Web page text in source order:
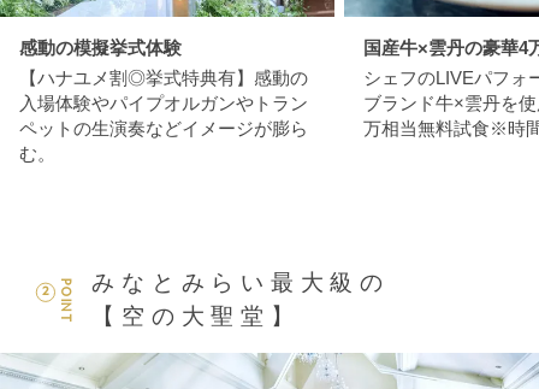
感動の模擬挙式体験
【ハナユメ割◎挙式特典有】感動の
入場体験やパイプオルガンやトラン
ペットの生演奏などイメージが膨ら
む。
国産牛×雲丹の豪華4
シェフのLIVEパフォ
ブランド牛×雲丹を
万相当無料試食※時
POINT
2
みなとみらい最大級の
【空の大聖堂】